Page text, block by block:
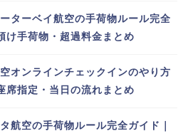
ターベイ航空の手荷物ルール完全
け手荷物・超過料金まとめ
オンラインチェックインのやり方
席指定・当日の流れまとめ
航空の手荷物ルール完全ガイド｜